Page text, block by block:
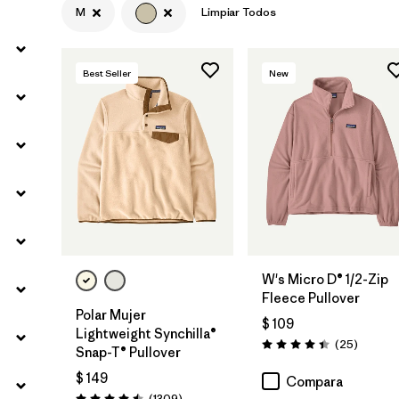
Filtrar por
Materials & Fabric
Filtrar por
Silhouette
Filtrar por
Product Family
M Limpiar Todos
Best Seller
Polar Mujer
Lightweight Synchilla®
Snap-T® Pullover
$ 149
New
W's Micro D® 1/2-Zip
Fleece Pullover
$ 109
Valoración: 4.4 / 5
(25)
Compara